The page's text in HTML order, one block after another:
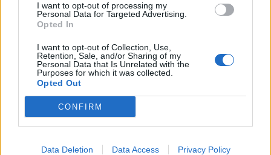
I want to opt-out of processing my
Personal Data for Targeted Advertising.
Opted In
I want to opt-out of Collection, Use,
Retention, Sale, and/or Sharing of my
Personal Data that Is Unrelated with the
Purposes for which it was collected.
Opted Out
CONFIRM
Data Deletion Data Access Privacy Policy
Ψηφιακό Δελτίο Αποστολής: Τι αλλάζει στις
λαϊκές αγορές και τα ελαιοτριβεία
06/08/2026 10:58